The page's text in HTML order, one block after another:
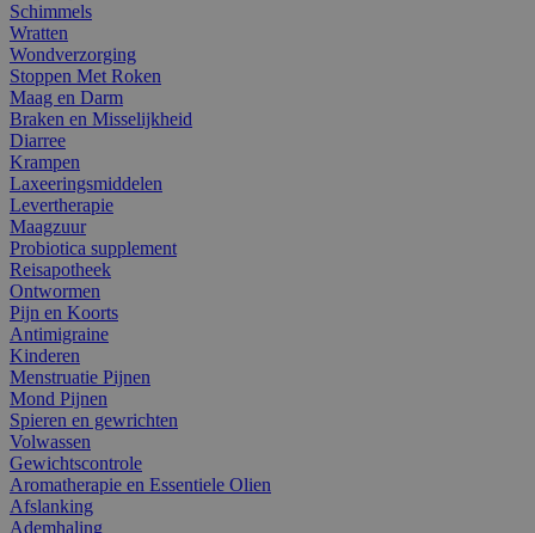
Schimmels
Wratten
Wondverzorging
Stoppen Met Roken
Maag en Darm
Braken en Misselijkheid
Diarree
Krampen
Laxeeringsmiddelen
Levertherapie
Maagzuur
Probiotica supplement
Reisapotheek
Ontwormen
Pijn en Koorts
Antimigraine
Kinderen
Menstruatie Pijnen
Mond Pijnen
Spieren en gewrichten
Volwassen
Gewichtscontrole
Aromatherapie en Essentiele Olien
Afslanking
Ademhaling